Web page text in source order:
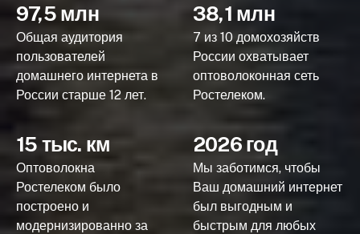
97,5 млн
Общая аудитория
пользователей
домашнего интернета в
России старше 12 лет.
38,1 млн
7 из 10 домохозяйств
России охватывает
оптоволоконная сеть
Ростелеком.
15 тыс. км
Оптоволокна
Ростелеком было
построено и
модернизированно за
2026 год
Мы заботимся, чтобы
Ваш домашний интернет
был выгодным и
быстрым для любых